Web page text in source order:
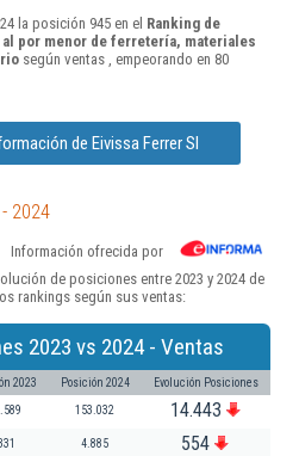
la posición 945 en el Ranking de
por menor de ferretería, materiales
según ventas , empeorando en 80
de Eivissa Ferrer Sl
2024
Información ofrecida por
de posiciones entre 2023 y 2024 de
rankings según sus ventas:
2023 vs 2024 - Ventas
2023 Posición 2024 Evolución Posiciones
153.032 14.443
4.885 554